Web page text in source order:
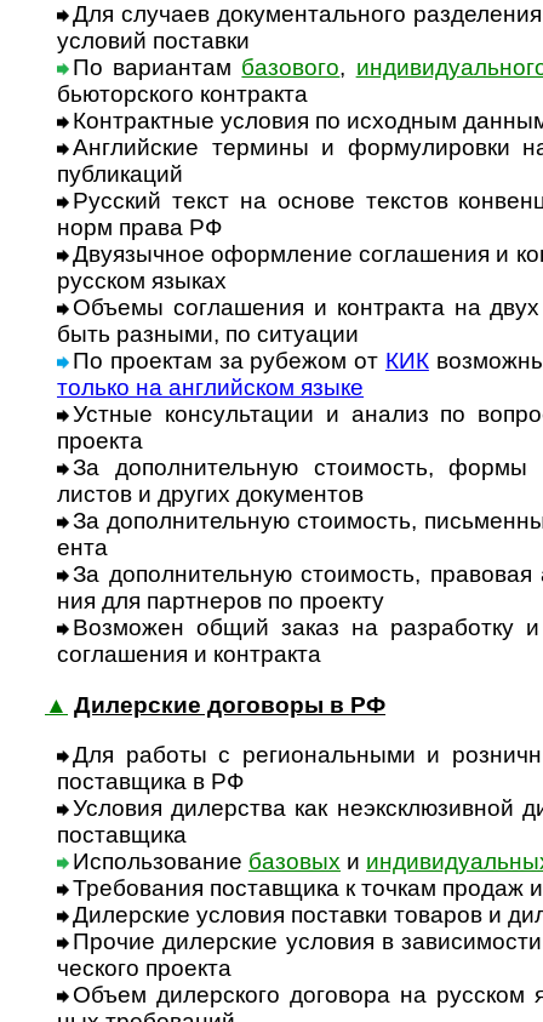
Для случаев документального
усло­вий поста­вки
По вариантам базового,
бью­тор­ского конт­ракта
Контрактные условия по исходным
Английские термины и формулировки
пуб­ли­ка­ций
Русский текст на основе текстов
норм права РФ
Двуязычное оформление соглашения и
рус­ском язы­ках
Объемы соглашения и контракта на двух
быть раз­ными, по ситу­ации
По проектам за рубежом от КИКвозможны
только на анг­лий­ском языке
Устные консультации и анализ по
про­екта
За дополнительную стоимость, формы
лис­тов и дру­гих доку­мен­тов
За дополнительную стоимость,
ента
За дополнительную стоимость,
ния для парт­не­ров по про­екту
Возможен общий заказ на разработку
согла­ше­ния и конт­ракта
▲ Дилерские договоры в РФ
Для работы с региональными и
постав­щика в РФ
Условия дилерства как неэксклюзивной
пос­тав­щика
Использование базовых и
Требования поставщика к точкам продаж
Дилерские условия поставки товаров и
Прочие дилерские условия в
чес­кого про­екта
Объем дилерского договора на русском